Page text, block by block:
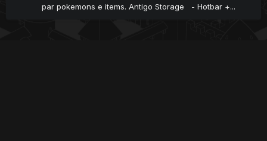
par pokemons e items. Antigo Storage - Hotbar +...